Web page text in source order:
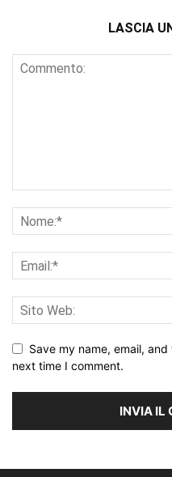
LASCIA
Save my name, email,
next time I comment.